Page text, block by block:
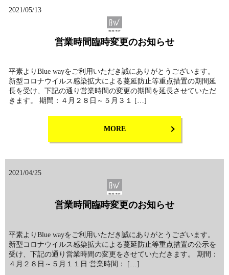
2021/05/13
営業時間臨時変更のお知らせ
平素よりBlue wayをご利用いただき誠にありがとうございます。
新型コロナウイルス感染拡大による蔓延防止等重点措置の期間延
長を受け、下記の通り営業時間の変更の期間を延長させていただ
きます。 期間：４月２８日～５月３１ […]
MORE
2021/04/25
営業時間臨時変更のお知らせ
平素よりBlue wayをご利用いただき誠にありがとうございます。
新型コロナウイルス感染拡大による蔓延防止等重点措置の公示を
受け、下記の通り営業時間の変更をさせていただきます。 期間：
４月２８日～５月１１日 営業時間： […]